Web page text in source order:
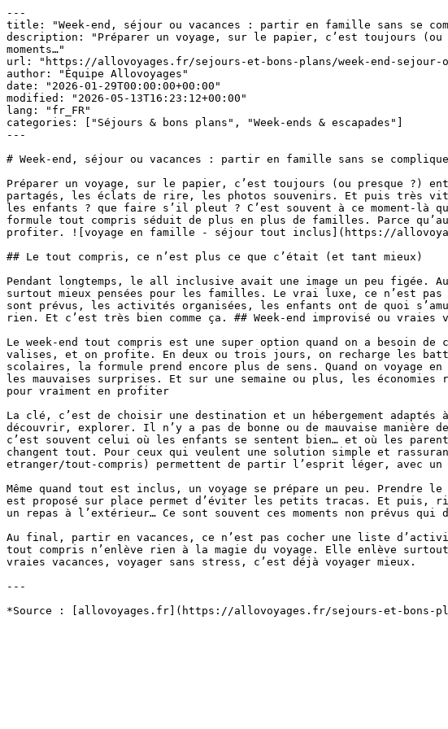
---
title: "Week-end, séjour ou vacances : partir en famille sans se
description: "Préparer un voyage, sur le papier, c’est toujours
moments…"
url: "https://allovoyages.fr/sejours-et-bons-plans/week-end-sejour-
author: "Équipe Allovoyages"
date: "2026-01-29T00:00:00+00:00"
modified: "2026-05-13T16:23:12+00:00"
lang: "fr_FR"
categories: ["Séjours & bons plans", "Week-ends & escapades"]
---
# Week-end, séjour ou vacances : partir en famille sans se
Préparer un voyage, sur le papier, c’est toujours (ou presque ?)
partagés, les éclats de rire, les photos souvenirs. Et puis très vite
les enfants ? que faire s’il pleut ? C’est souvent à ce moment-là
formule tout compris séduit de plus en plus de familles. Parce
profiter. ![voyage en famille - séjour tout inclus](https://
## Le tout compris, ce n’est plus ce que c’était (et tant mieux)
Pendant longtemps, le all inclusive avait une image un peu figée.
surtout mieux pensées pour les familles. Le vrai luxe, ce n’est
sont prévus, les activités organisées, les enfants ont de quoi
rien. Et c’est très bien comme ça. ## Week-end improvisé ou vraies
Le week-end tout compris est une super option quand on a besoin
valises, et on profite. En deux ou trois jours, on recharge les
scolaires, la formule prend encore plus de sens. Quand on
les mauvaises surprises. Et sur une semaine ou plus, les
pour vraiment en profiter
La clé, c’est de choisir une destination et un hébergement
découvrir, explorer. Il n’y a pas de bonne ou de mauvaise manière
c’est souvent celui où les enfants se sentent bien… et où les
changent tout. Pour ceux qui veulent une solution simple et
etranger/tout-compris) permettent de partir l’esprit léger, avec un
Même quand tout est inclus, un voyage se prépare un peu.
est proposé sur place permet d’éviter les petits tracas. Et puis,
un repas à l’extérieur… Ce sont souvent ces moments non prévus
Au final, partir en vacances, ce n’est pas cocher une liste
tout compris n’enlève rien à la magie du voyage. Elle enlève
vraies vacances, voyager sans stress, c’est déjà voyager mieux.
---